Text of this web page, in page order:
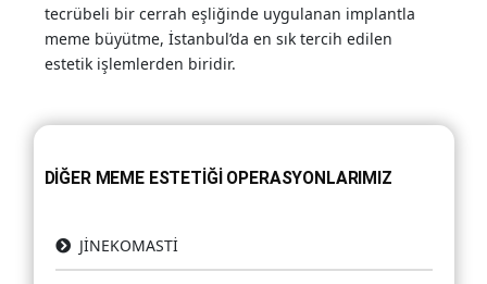
tecrübeli bir cerrah eşliğinde uygulanan implantla
meme büyütme, İstanbul’da en sık tercih edilen
estetik işlemlerden biridir.
DİĞER MEME ESTETİĞİ OPERASYONLARIMIZ
JİNEKOMASTİ